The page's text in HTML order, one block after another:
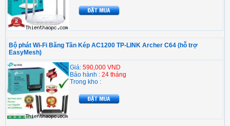
Bộ phát Wi-Fi Băng Tần Kép AC1200 TP-LINK Archer C64 (hỗ trợ
EasyMesh)
Giá: 590,000 VND
Bảo hành : 24 tháng
Trong kho :